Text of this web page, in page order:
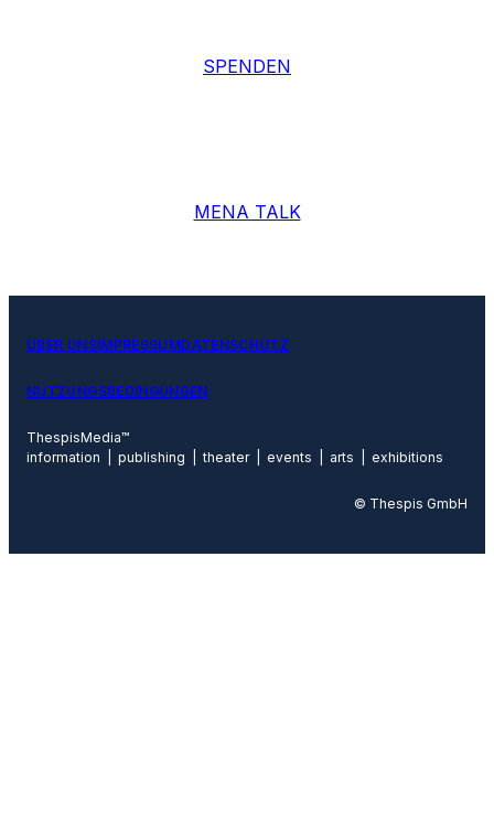
SPENDEN
MENA TALK
ÜBER UNSIMPRESSUMDATENSCHUTZ
NUTZUNGSBEDINGUNGEN
ThespisMedia™
information | publishing | theater | events | arts | exhibitions
© Thespis GmbH